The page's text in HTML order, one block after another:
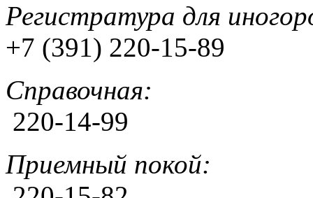
Регистратура для
+7 (391) 220-15-89
Справочная:
220-14-99
Приемный покой: